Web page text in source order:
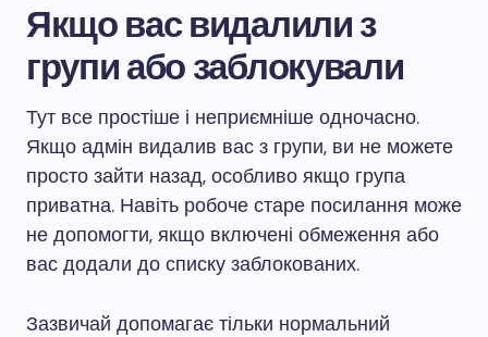
Якщо вас видалили з
групи або заблокували
Тут все простіше і неприємніше одночасно.
Якщо адмін видалив вас з групи, ви не можете
просто зайти назад, особливо якщо група
приватна. Навіть робоче старе посилання може
не допомогти, якщо включені обмеження або
вас додали до списку заблокованих.
Зазвичай допомагає тільки нормальний